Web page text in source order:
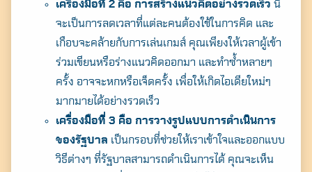
เครื่องมือที่ 2 คือ การสร้างแนวคิดอย่างรวดเร็ว นี่
จะเป็นการลดเวลาที่แต่ละคนต้องใช้ในการคิด และ
เกือบจะคล้ายกับการเล่นเกมส์ คุณเพียงให้เวลาผู้เข้า
ร่วมเขียนหรือร่างแนวคิดออกมา และทำซ้ำหลายๆ
ครั้ง อาจจะหกหรือเจ็ดครั้ง เพื่อให้เกิดไอเดียใหม่ๆ
มากมายได้อย่างรวดเร็ว
เครื่องมือที่ 3 คือ การวางรูปแบบการดำเนินการ
ของรัฐบาล เป็นกรอบที่ช่วยให้เราเข้าใจและออกแบบ
วิธีต่างๆ ที่รัฐบาลสามารถดำเนินการได้ คุณจะเห็น